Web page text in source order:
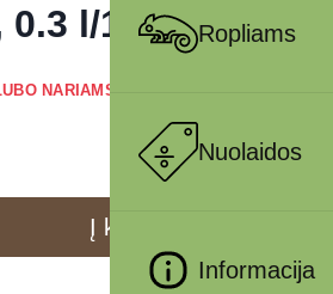
Ropliams
Nuolaidos
Informacija
0.3 l/13 cm
NARIAMS
Į krepšelį